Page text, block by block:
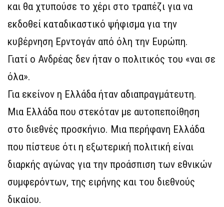
και θα χτυπούσε το χέρι στο τραπέζι για να
εκδοθεί καταδικαστικό ψήφισμα για την
κυβέρνηση Ερντογάν από όλη την Ευρώπη.
Γιατί ο Ανδρέας δεν ήταν o πολιτικός του «ναι σε
όλα».
Για εκείνον η Ελλάδα ήταν αδιαπραγμάτευτη.
Μια Ελλάδα που στεκόταν με αυτοπεποίθηση
στο διεθνές προσκήνιο. Μια περήφανη Ελλάδα
που πίστευε ότι η εξωτερική πολιτική είναι
διαρκής αγώνας για την προάσπιση των εθνικών
συμφερόντων, της ειρήνης και του διεθνούς
δικαίου.